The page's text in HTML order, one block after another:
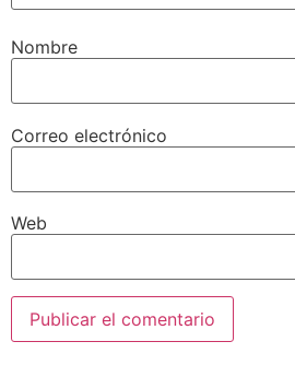
Nombre
Correo electrónico
Web